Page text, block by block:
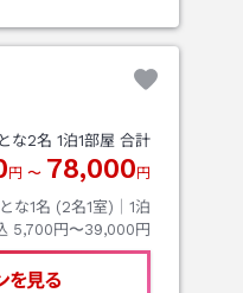
な2名 1泊1部屋 合計
円 〜 78,000 円
な1名 (2名1室)｜ 1泊
5,700円〜39,000円
を見る